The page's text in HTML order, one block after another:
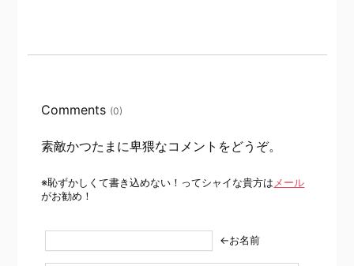
Comments (0)
素敵かつたまに卑猥なコメントをどうぞ。
※恥ずかしくて書き込めない！ってシャイな貴方は メール
がお勧め！
←お名前